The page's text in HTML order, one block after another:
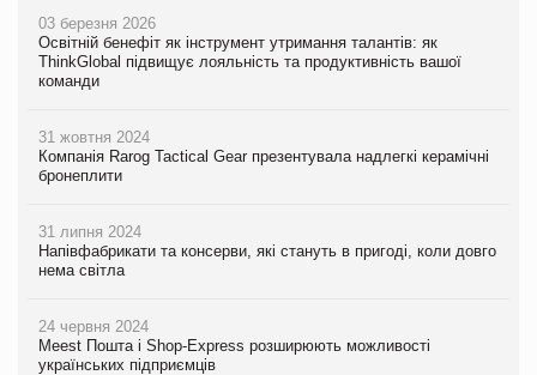
03 березня 2026
Освітній бенефіт як інструмент утримання талантів: як
ThinkGlobal підвищує лояльність та продуктивність вашої
команди
31 жовтня 2024
Компанія Rarog Tactical Gear презентувала надлегкі керамічні
бронеплити
31 липня 2024
Напівфабрикати та консерви, які стануть в пригоді, коли довго
нема світла
24 червня 2024
Meest Пошта і Shop-Express розширюють можливості
українських підприємців